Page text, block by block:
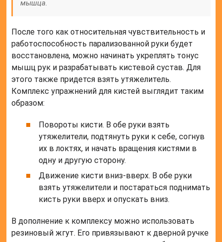
мышца.
После того как относительная чувствительность и
работоспособность парализованной руки будет
восстановлена, можно начинать укреплять тонус
мышц рук и разрабатывать кистевой сустав. Для
этого также придется взять утяжелитель.
Комплекс упражнений для кистей выглядит таким
образом:
Повороты кисти. В обе руки взять
утяжелители, подтянуть руки к себе, согнув
их в локтях, и начать вращения кистями в
одну и другую сторону.
Движение кисти вниз-вверх. В обе руки
взять утяжелители и постараться поднимать
кисть руки вверх и опускать вниз.
В дополнение к комплексу можно использовать
резиновый жгут. Его привязывают к дверной ручке